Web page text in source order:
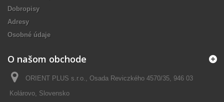
Dobropisy
Adresy
Osobné údaje
O našom obchode
ORIENT PLUS s.r.o., Osada Reviczkého 4570/35, 946 03
Kolárovo, Slovensko